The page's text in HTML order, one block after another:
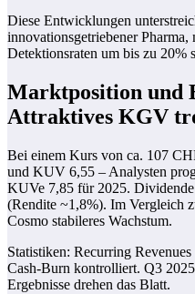
Diese Entwicklungen
innovationsgetriebener
Detektionsraten um bis zu 20%
Marktposition und
Attraktives KGV
Bei einem Kurs von ca. 107
und KUV 6,55 – Analysten
KUVe 7,85 für 2025.
(Rendite ~1,8%). Im Vergleich
Cosmo stabileres Wachstum.
Statistiken: Recurring
Cash-Burn kontrolliert. Q3
Ergebnisse drehen das Blatt.